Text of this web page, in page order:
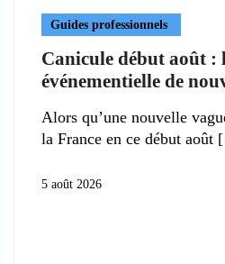
Guides professionnels
Canicule début août :
événementielle de
Alors qu’une nouvelle
la France en ce début août
5 août 2026